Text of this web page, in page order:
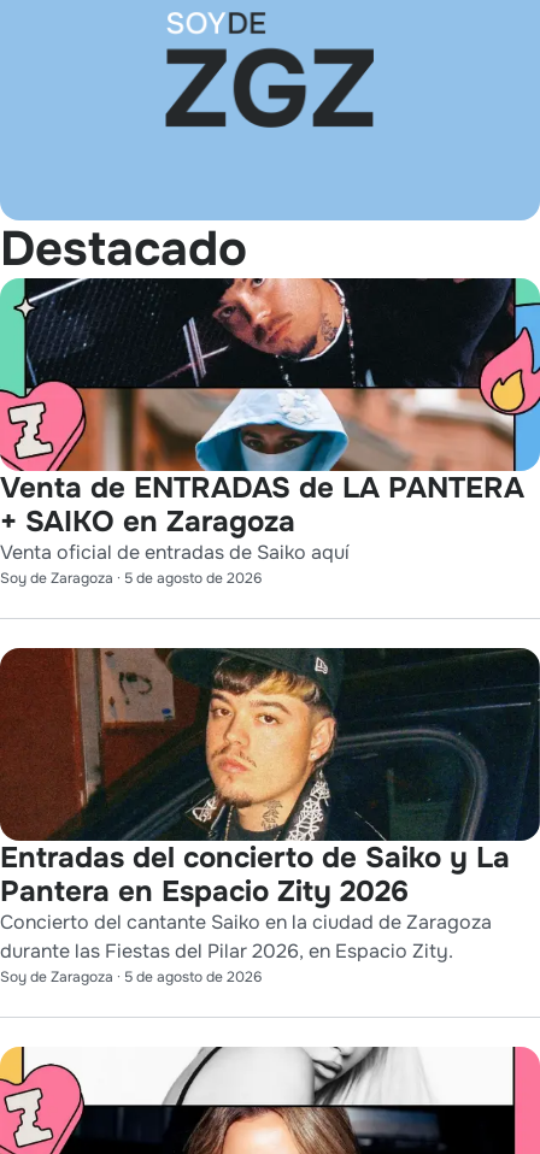
Destacado
Venta de ENTRADAS de LA PANTERA
+ SAIKO en Zaragoza
Venta oficial de entradas de Saiko aquí
Soy de Zaragoza · 5 de agosto de 2026
Entradas del concierto de Saiko y La
Pantera en Espacio Zity 2026
Concierto del cantante Saiko en la ciudad de Zaragoza
durante las Fiestas del Pilar 2026, en Espacio Zity.
Soy de Zaragoza · 5 de agosto de 2026